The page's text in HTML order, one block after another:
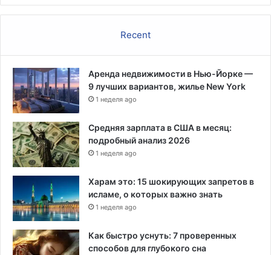
Recent
Аренда недвижимости в Нью-Йорке —
9 лучших вариантов, жилье New York
1 неделя ago
Средняя зарплата в США в месяц:
подробный анализ 2026
1 неделя ago
Харам это: 15 шокирующих запретов в
исламе, о которых важно знать
1 неделя ago
Как быстро уснуть: 7 проверенных
способов для глубокого сна